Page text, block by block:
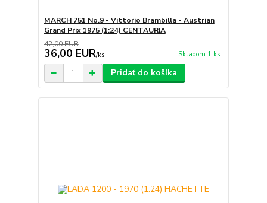
MARCH 751 No.9 - Vittorio Brambilla - Austrian
Grand Prix 1975 (1:24) CENTAURIA
42,00 EUR
36,00 EUR/ks Skladom 1 ks
Pridať do košíka